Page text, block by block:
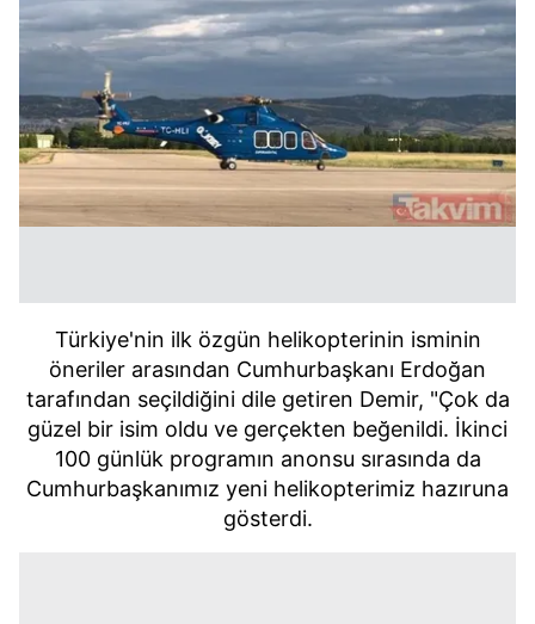
Türkiye'nin ilk özgün helikopterinin isminin
öneriler arasından Cumhurbaşkanı Erdoğan
tarafından seçildiğini dile getiren Demir, "Çok da
güzel bir isim oldu ve gerçekten beğenildi. İkinci
100 günlük programın anonsu sırasında da
Cumhurbaşkanımız yeni helikopterimiz hazıruna
gösterdi.